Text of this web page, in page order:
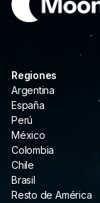
Regiones
Argentina
España
Perú
México
Colombia
Chile
Brasil
Resto de América